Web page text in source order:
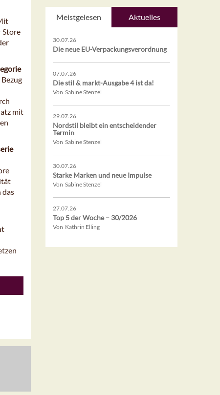
Store
mit
das
Meistgelesen Aktuelles
30.07.26
Die neue EU-Verpackungsverordnung
07.07.26
Die stil & markt-Ausgabe 4 ist da!
Von Sabine Stenzel
29.07.26
Nordstil bleibt ein entscheidender
Termin
Von Sabine Stenzel
30.07.26
Starke Marken und neue Impulse
Von Sabine Stenzel
27.07.26
Top 5 der Woche – 30/2026
Von Kathrin Elling